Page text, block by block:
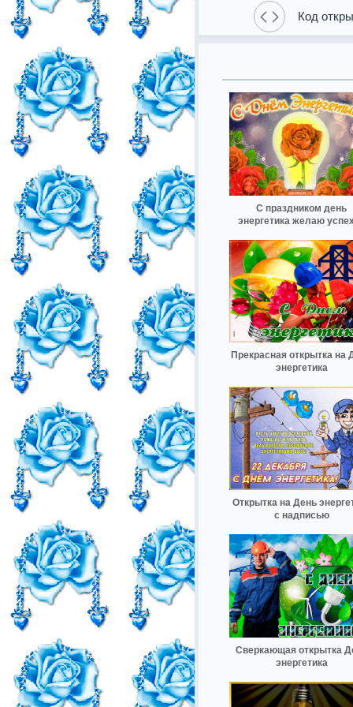
Код
С праздником день
энергетика желаю
Прекрасная открытка на
энергетика
Открытка на День
с надписью
Сверкающая открытка
энергетика